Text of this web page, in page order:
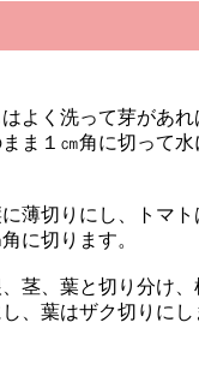
よく洗って芽があれ
ま１㎝角に切って水
薄切りにし、トマト
に切ります。
茎、葉と切り分け、
、葉はザク切りにし